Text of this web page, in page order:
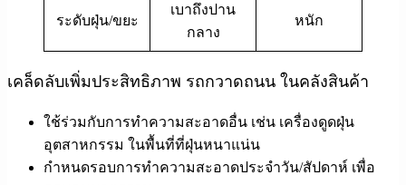
ระดับฝุ่น/ขยะ
เบาถึงปาน
กลาง
หนัก
เคล็ดลับเพิ่มประสิทธิภาพ รถกวาดถนน ในคลังสินค้า
ใช้ร่วมกับการทำความสะอาดอื่น เช่น เครื่องดูดฝุ่น
อุตสาหกรรม ในพื้นที่ที่ฝุ่นหนาแน่น
กำหนดรอบการทำความสะอาดประจำวัน/สัปดาห์ เพื่อ